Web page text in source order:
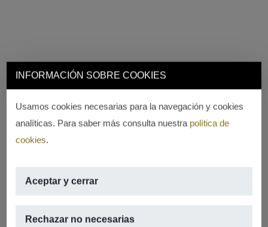
INFORMACIÓN SOBRE COOKIES
Usamos cookies necesarias para la navegación y cookies
analíticas. Para saber más consulta nuestra política de
cookies.
Aceptar y cerrar
Rechazar no necesarias